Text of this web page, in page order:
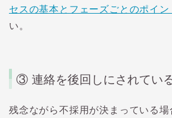
セスの基本とフェーズごとのポイン
い。
③ 連絡を後回しにされてい
残念ながら不採用が決まっている場